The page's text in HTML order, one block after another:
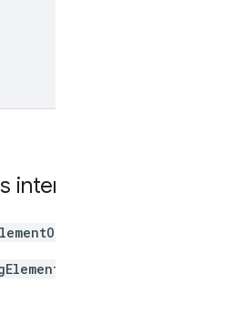
interface